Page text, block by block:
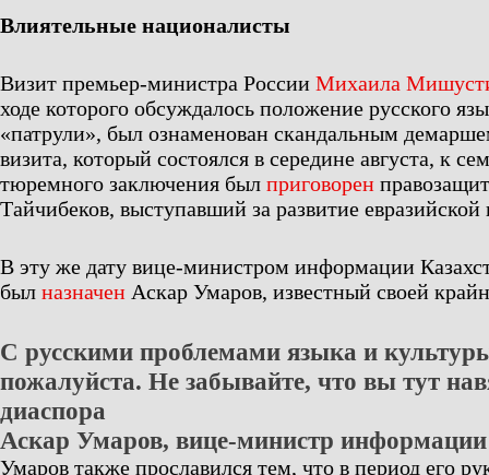
Влиятельные националисты
Визит премьер-министра России Михаила
ходе которого обсуждалось положение русского
«патрули», был ознаменован скандальным
визита, который состоялся в середине августа, к
тюремного заключения был приговорен
Тайчибеков, выступавший за развитие евразийской
В эту же дату вице-министром информации
был назначен Аскар Умаров, известный своей
С русскими проблемами языка и
пожалуйста. Не забывайте, что вы тут
диаспора
Аскар Умаров, вице-министр информации
Умаров также прославился тем, что в период его